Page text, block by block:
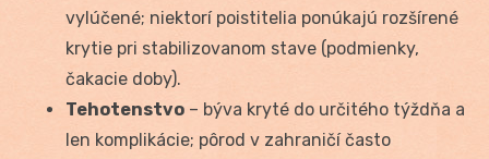
vylúčené; niektorí poistitelia ponúkajú rozšírené
krytie pri stabilizovanom stave (podmienky,
čakacie doby).
Tehotenstvo – býva kryté do určitého týždňa a
len komplikácie; pôrod v zahraničí často